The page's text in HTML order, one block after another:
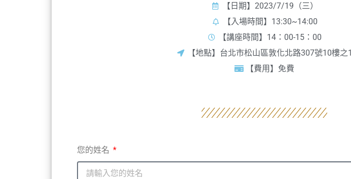
【日期】2023/7/19（三）
【入場時間】13:30~14:00
【講座時間】14：00-15：00
【地點】台北市松山區敦化北路307號10樓之1
【費用】免費
您的姓名